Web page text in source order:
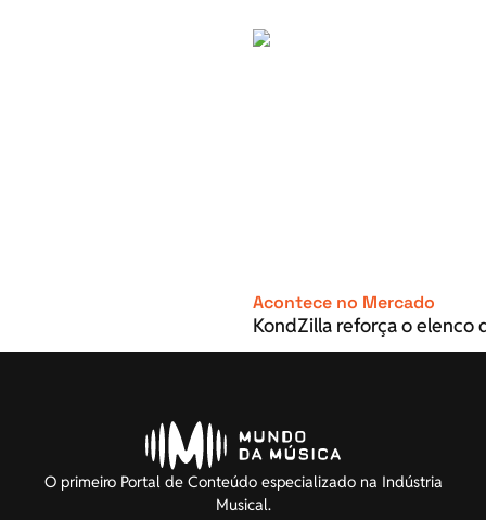
Acontece no Mercado
KondZilla reforça o elenco
O primeiro Portal de Conteúdo especializado na Indústria
Musical.